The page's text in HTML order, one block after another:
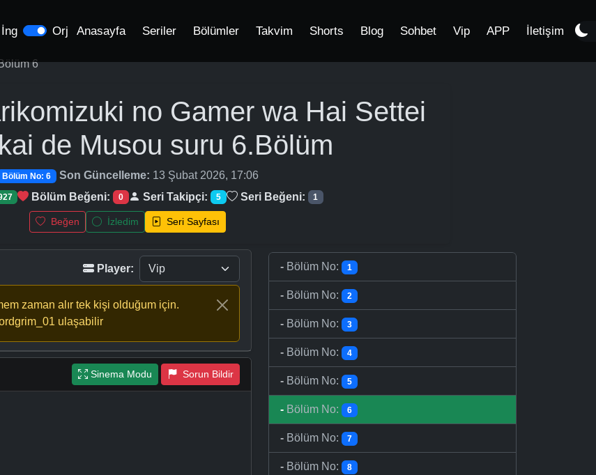
İng Orj Anasayfa Seriler Bölümler Takvim Shorts Blog Sohbet Vip APP İletişim
6
no Gamer wa Hai Settei
de Musou suru 6.Bölüm
Bölüm No: 6 Son Güncelleme: 13 Şubat 2026, 17:06
Bölüm Beğeni: 0 Seri Takipçi: 5 Seri Beğeni: 1
Beğen İzledim Seri Sayfası
Player:
zaman alır tek kişi olduğum için.
ulaşabilir
Sinema Modu Sorun Bildir
- Bölüm No: 1
- Bölüm No: 2
- Bölüm No: 3
- Bölüm No: 4
- Bölüm No: 5
- Bölüm No: 6
- Bölüm No: 7
- Bölüm No: 8